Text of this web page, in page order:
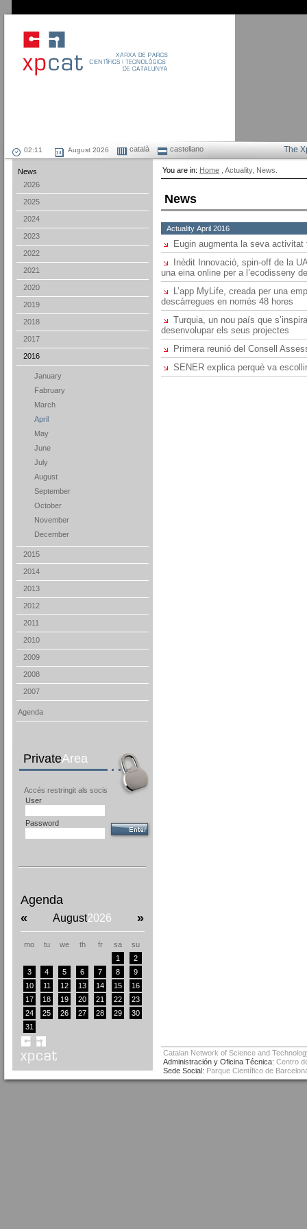
August 2026 català castellano The
News
2026
2025
2024
2023
2022
2021
2020
2019
2018
2017
2016
January
Fabruary
March
April
May
June
July
August
September
October
November
December
2015
2014
2013
2012
2011
2010
2009
2008
2007
Agenda
PrivateArea
Accés restringit als socis
User
Password
Agenda
«
August2026 »
mo tu we th fr sa
su
1
2
3
4 5 6 7 8
9
10
11 12 13 14 15
16
17
18 19 20 21 22
23
24
25 26 27 28 29
30
31
You are in: Home , Actuality, News.
News
Actuality April 2016
Eugin augmenta la seva
Inèdit Innovació, spin-off de la
una eina online per a l’ecodisseny
L’app MyLife, creada per una
descàrregues en només 48 hores
Turquia, un nou país que
desenvolupar els seus projectes
Primera reunió del Consell
SENER explica perquè va
Catalan Network of Science and
Administración y Oficina Técnica: Centro
Sede Social: Parque Científico de